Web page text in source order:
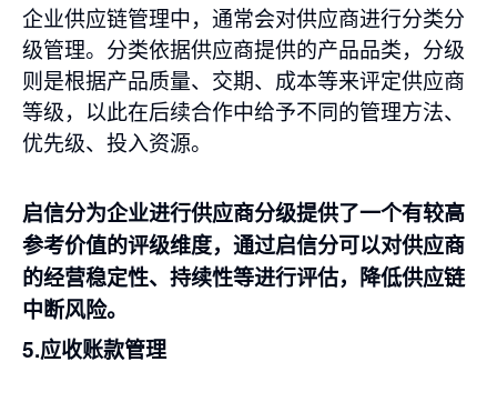
企业供应链管理中，通常会对供应商进行分类分
级管理。分类依据供应商提供的产品品类，分级
则是根据产品质量、交期、成本等来评定供应商
等级，以此在后续合作中给予不同的管理方法、
优先级、投入资源。
启信分为企业进行供应商分级提供了一个有较高
参考价值的评级维度，通过启信分可以对供应商
的经营稳定性、持续性等进行评估，降低供应链
中断风险。
5.应收账款管理